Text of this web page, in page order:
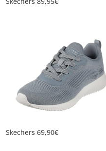
Skechers 69,90€